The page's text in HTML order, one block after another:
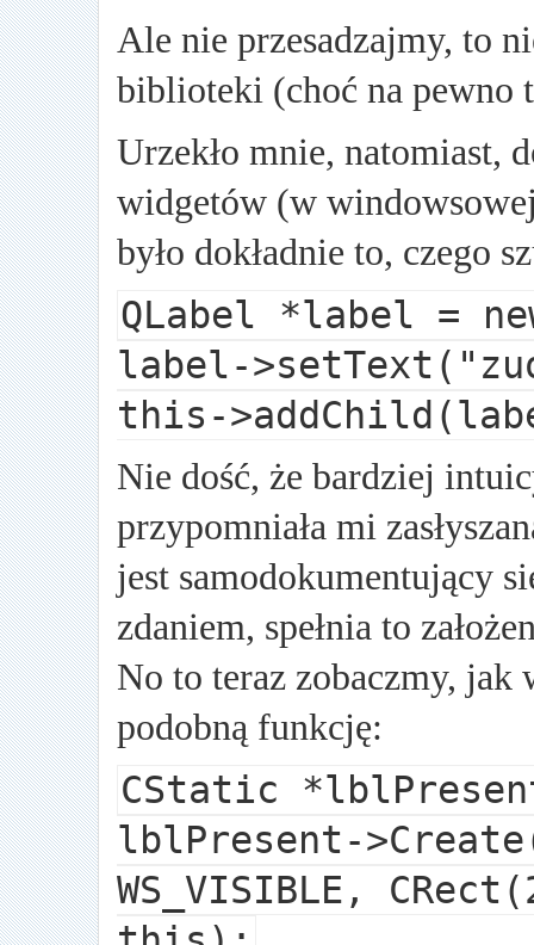
Ale nie przesadzajmy, to
biblioteki (choć na pewno
Urzekło mnie, natomiast,
widgetów (w
było dokładnie to, czego
QLabel *label =
label-
this-
Nie dość, że bardziej
przypomniała mi
jest samodokumentujący
zdaniem, spełnia to
No to teraz zobaczmy,
podobną funkcję:
CStatic
lblPresent-
WS_VISIBLE,